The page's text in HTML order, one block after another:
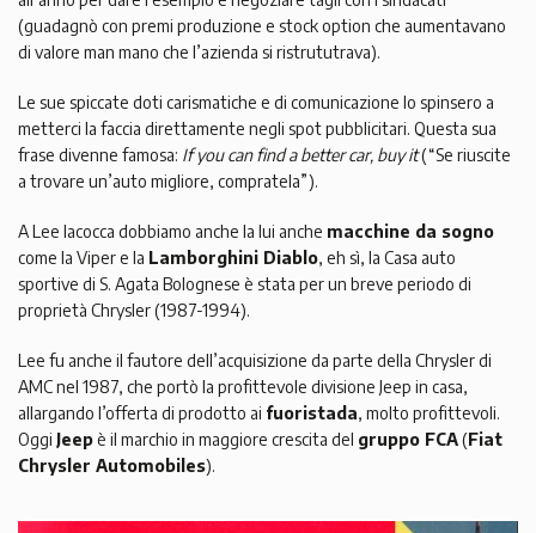
(guadagnò con premi produzione e stock option che aumentavano
di valore man mano che l’azienda si ristrututrava).
Le sue spiccate doti carismatiche e di comunicazione lo spinsero a
metterci la faccia direttamente negli spot pubblicitari. Questa sua
frase divenne famosa: If you can find a better car, buy it(“Se riuscite
a trovare un’auto migliore, compratela”).
A Lee Iacocca dobbiamo anche la lui anche macchine da sogno
come la Viper e la Lamborghini Diablo, eh sì, la Casa auto
sportive di S. Agata Bolognese è stata per un breve periodo di
proprietà Chrysler (1987-1994).
Lee fu anche il fautore dell’acquisizione da parte della Chrysler di
AMC nel 1987, che portò la profittevole divisione Jeep in casa,
allargando l’offerta di prodotto ai fuoristada, molto profittevoli.
Oggi Jeepè il marchio in maggiore crescita del gruppo FCA(Fiat
Chrysler Automobiles).